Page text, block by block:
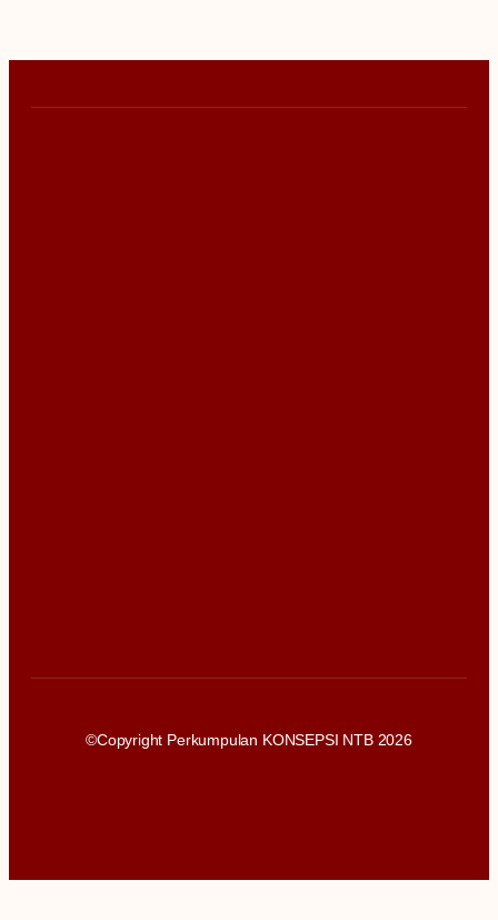
©Copyright Perkumpulan KONSEPSI NTB 2026